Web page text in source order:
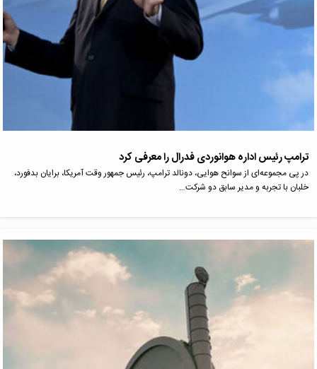
ترامپ رئیس اداره هوانوردی فدرال را معرفی کرد
در پی مجموعه‌ای از سوانح هوایی، دونالد ترامپ، رئیس جمهور وقت آمریکا، برایان بدفورد،
خلبان با تجربه و مدیر سابق دو شرکت…